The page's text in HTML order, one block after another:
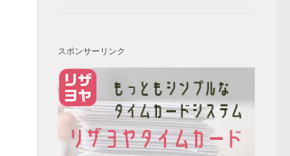
スポンサーリンク